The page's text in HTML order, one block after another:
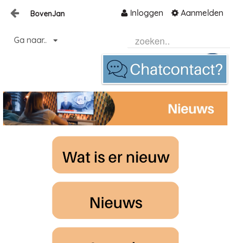
Inloggen Aanmelden
BovenJan
Home
Ga naar..